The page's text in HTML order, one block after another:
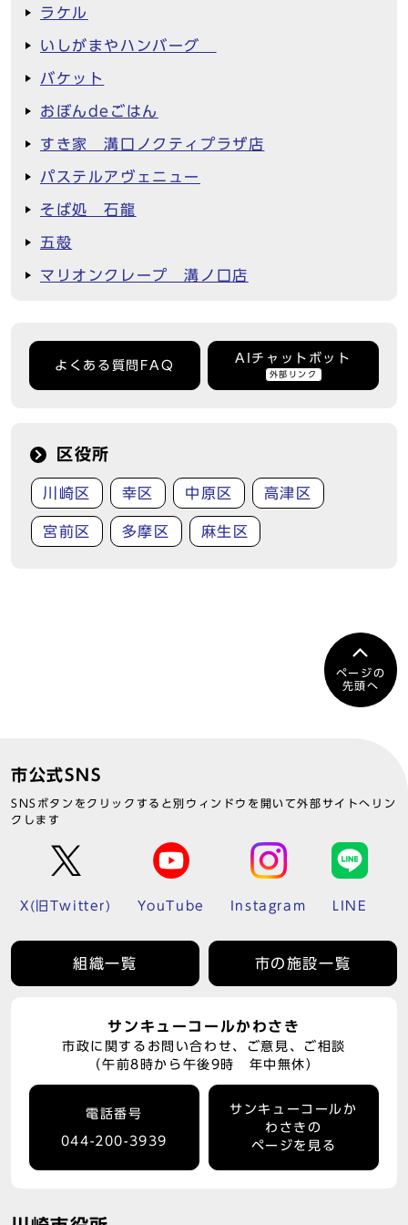
ラケル
いしがまやハンバーグ
バケット
おぼんdeごはん
すき家 溝口ノクティプラザ店
パステルアヴェニュー
そば処 石龍
五殻
マリオンクレープ 溝ノ口店
よくある質問FAQ
AIチャットボット
外部リンク
区役所
川崎区 幸区 中原区 高津区
宮前区 多摩区 麻生区
ページの
先頭へ
市公式SNS
SNSボタンをクリックすると別ウィンドウを開いて外部サイトへリン
クします
X(旧Twitter) YouTube Instagram LINE
組織一覧 市の施設一覧
サンキューコールかわさき
市政に関するお問い合わせ、ご意見、ご相談
（午前8時から午後9時 年中無休）
電話番号
044-200-3939
サンキューコールか
わさきの
ページを見る